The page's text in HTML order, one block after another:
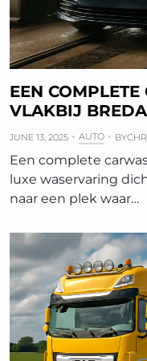
EEN
VLAKBIJ BREDA
JUNE 13, 2025 AUTO BY
Een complete
luxe waservaring
naar een plek waar…